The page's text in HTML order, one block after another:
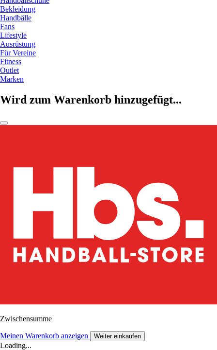
Bekleidung
Handbälle
Fans
Lifestyle
Ausrüstung
Für Vereine
Fitness
Outlet
Marken
Wird zum Warenkorb hinzugefügt...
Zwischensumme
Meinen Warenkorb anzeigen Weiter einkaufen
Loading...